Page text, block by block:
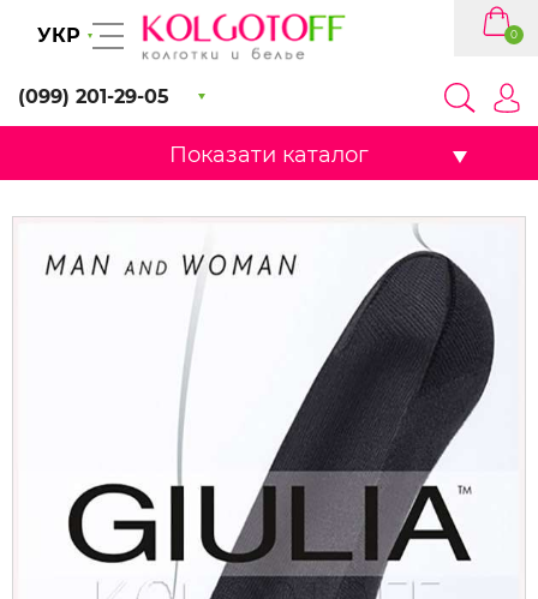
УКР
(099) 201-29-05
0
Показати каталог